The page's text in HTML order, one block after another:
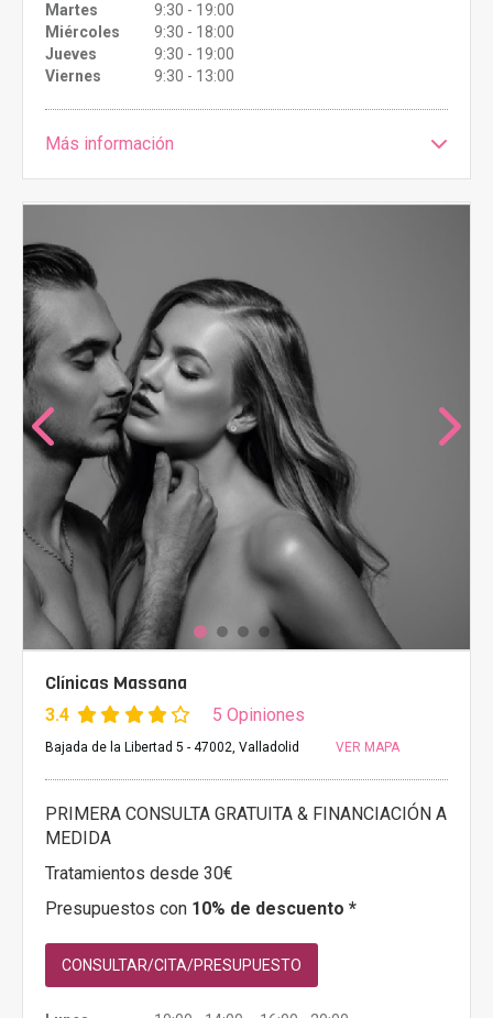
Martes
9:30 - 19:00
Miércoles
9:30 - 18:00
Jueves
9:30 - 19:00
Viernes
9:30 - 13:00
Más información
Clínicas Massana
3.4 5 Opiniones
Bajada de la Libertad 5 - 47002, Valladolid VER MAPA
PRIMERA CONSULTA GRATUITA & FINANCIACIÓN A
MEDIDA
Tratamientos desde 30€
Presupuestos con 10% de descuento *
CONSULTAR/CITA/PRESUPUESTO